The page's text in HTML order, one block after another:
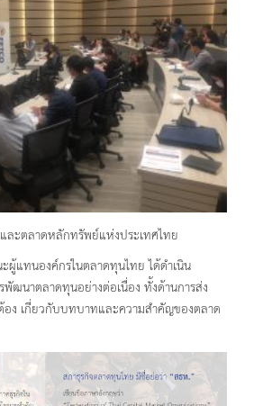
ละตลาดหลักทรัพย์แห่งประเทศไทย
ผู้แทนองค์กรในตลาดทุนไทย ได้ดำเนิน
พัฒนาตลาดทุนอย่างต่อเนื่อง ทั้งด้านการส่ง
อง เกี่ยวกับบทบาทและความสำคัญของตลาด